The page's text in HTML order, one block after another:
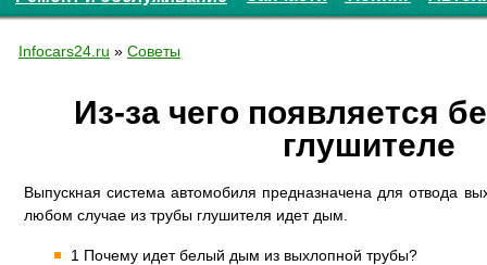
Infocars24.ru » Советы
Из-за чего появляется
глушителе
Выпускная система автомобиля предназначена для отвода
любом случае из трубы глушителя идет дым.
1 Почему идет белый дым из выхлопной трубы?